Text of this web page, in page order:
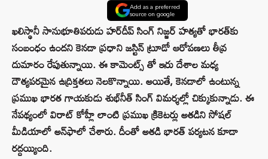
Add as a preferred
source on google
ఖలిస్థానీ సానుభూతిపరుడు హర్‌దీప్‌ సింగ్‌ నిజ్జర్ హత్యతో భారత్‌కు
సంబంధం ఉందని కెనడా ప్రధాని జస్టిన్‌ ట్రూడో ఆరోపణలు తీవ్ర
దుమారం రేపుతున్నాయి. ఈ కామెంట్స్ తో ఇరు దేశాల మధ్య
దౌత్యపరమైన ఉద్రిక్తతలు నెలకొన్నాయి. అయితే, కెనడాలో ఉంటున్న
ప్రముఖ భారత గాయకుడు శుభ్‌నీత్ సింగ్‌ విమర్శల్లో చిక్కుకున్నాడు. ఈ
నేపథ్యంలో విరాట్ కోహ్లీ లాంటి ప్రముఖ క్రికెటర్లు అతడిని సోషల్
మీడియాలో అన్‌ఫాలో చేశారు. దీంతో అతడి భారత్‌ పర్యటన కూడా
రద్దయ్యింది.